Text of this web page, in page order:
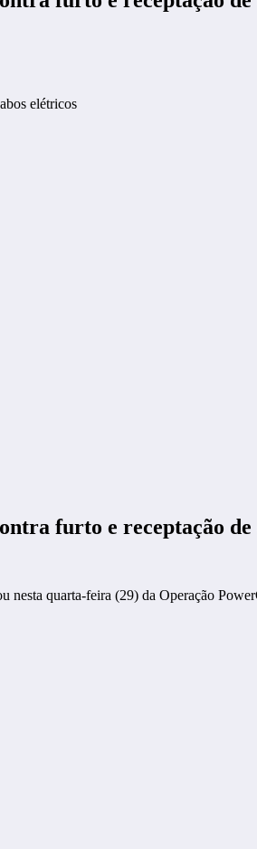
elétricos
furto e receptação de
quarta-feira (29) da Operação